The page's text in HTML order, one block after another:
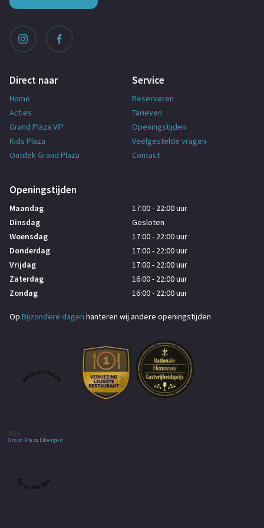
Direct naar
Home
Acties
Grand Plaza VIP
Kids Plaza
Ontdek Grand Plaza
Service
Reserveren
Tarieven
Openingstijden
Veelgestelde vragen
Contact
Openingstijden
Maandag
Dinsdag
Woensdag
Donderdag
Vrijdag
Zaterdag
Zondag
17:00 - 22:00 uur
Gesloten
17:00 - 22:00 uur
17:00 - 22:00 uur
17:00 - 22:00 uur
16:00 - 22:00 uur
16:00 - 22:00 uur
Op Bijzondere dagen hanteren wij andere openingstijden
Best restaurant
2021
Grand Plaza Eibergen
Restaurant Guru